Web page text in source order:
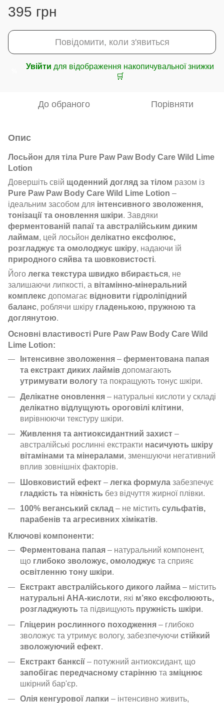
395 грн
Повідомити, коли з'явиться
Увійти для відображення накопичувальної знижки
🛒
До обраного Порівняти
Опис
Лосьйон для тіла Pure Paw Paw Body Care Wild Lime
Lotion
Довершіть свій щоденний догляд за тілом разом із
Pure Paw Paw Body Care Wild Lime Lotion –
ідеальним засобом для інтенсивного зволоження,
тонізації та оновлення шкіри. Завдяки
ферментованій папаї та австралійським диким
лаймам, цей лосьйон делікатно ексфолює,
розгладжує та омолоджує шкіру, надаючи їй
природного сяйва та шовковистості.
Його легка текстура швидко вбирається, не
залишаючи липкості, а вітамінно-мінеральний
комплекс допомагає відновити гідроліпідний
баланс, роблячи шкіру гладенькою, пружною та
доглянутою.
Основні властивості Pure Paw Paw Body Care Wild
Lime Lotion:
Інтенсивне зволоження – ферментована папая
та екстракт диких лаймів допомагають
утримувати вологу та покращують тонус шкіри.
Делікатне оновлення – натуральні кислоти у складі
делікатно відлущують ороговілі клітини,
вирівнюючи текстуру шкіри.
Живлення та антиоксидантний захист –
австралійські рослинні екстракти насичують шкіру
вітамінами та мінералами, зменшуючи негативний
вплив зовнішніх факторів.
Шовковистий ефект – легка формула забезпечує
гладкість та ніжність без відчуття жирної плівки.
100% веганський склад – не містить сульфатів,
парабенів та агресивних хімікатів.
Ключові компоненти:
Ферментована папая – натуральний компонент,
що глибоко зволожує, омолоджує та сприяє
освітленню тону шкіри.
Екстракт австралійського дикого лайма – містить
натуральні AHA-кислоти, які м’яко ексфолюють,
розгладжують та підвищують пружність шкіри.
Гліцерин рослинного походження – глибоко
зволожує та утримує вологу, забезпечуючи стійкий
зволожуючий ефект.
Екстракт банксії – потужний антиоксидант, що
запобігає передчасному старінню та зміцнює
шкірний бар'єр.
Олія кенгурової лапки – інтенсивно живить,